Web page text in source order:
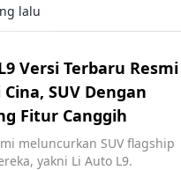
lalu
Versi Terbaru Resmi
SUV Dengan
Fitur Canggih
meluncurkan SUV flagship
yakni Li Auto L9.